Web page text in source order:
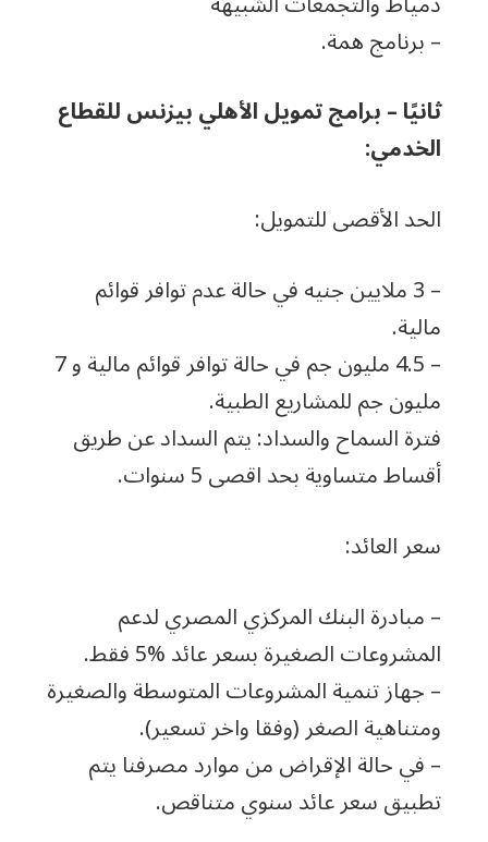
– برنامج همة.
ثانيًا – برامج تمويل الأهلي بيزنس للقطاع
الخدمي:
الحد الأقصى للتمويل:
– 3 ملايين جنيه في حالة عدم توافر قوائم
مالية.
– 4.5 مليون جم في حالة توافر قوائم مالية و 7
مليون جم للمشاريع الطبية.
فترة السماح والسداد: يتم السداد عن طريق
أقساط متساوية بحد اقصى 5 سنوات.
سعر العائد:
– مبادرة البنك المركزي المصري لدعم
المشروعات الصغيرة بسعر عائد %5 فقط.
– جهاز تنمية المشروعات المتوسطة والصغيرة
ومتناهية الصغر (وفقا واخر تسعير).
– في حالة الإقراض من موارد مصرفنا يتم
تطبيق سعر عائد سنوي متناقص.